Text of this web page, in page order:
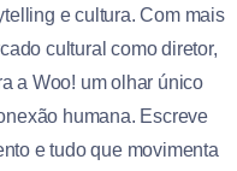
e cultura. Com mais
cultural como diretor,
a Woo! um olhar único
humana. Escreve
e tudo que movimenta